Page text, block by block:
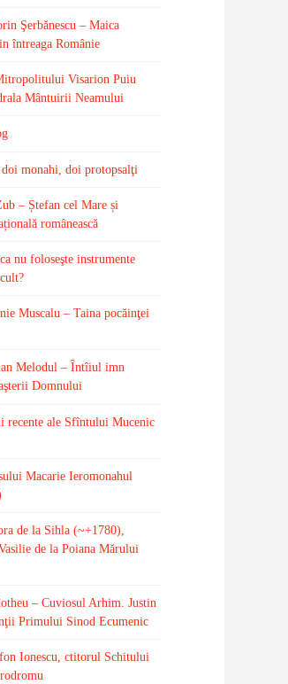
Şerbănescu – Maica
întreaga Românie
Visarion Puiu
Mântuirii Neamului
monahi, doi protopsalţi
– Ștefan cel Mare și
românească
nu foloseşte instrumente
Muscalu – Taina pocăinţei
Melodul – Întîiul imn
Domnului
recente ale Sfîntului Mucenic
Macarie Ieromonahul
de la Sihla (~+1780),
de la Poiana Mărului
– Cuviosul Arhim. Justin
Primului Sinod Ecumenic
Ionescu, ctitorul Schitului